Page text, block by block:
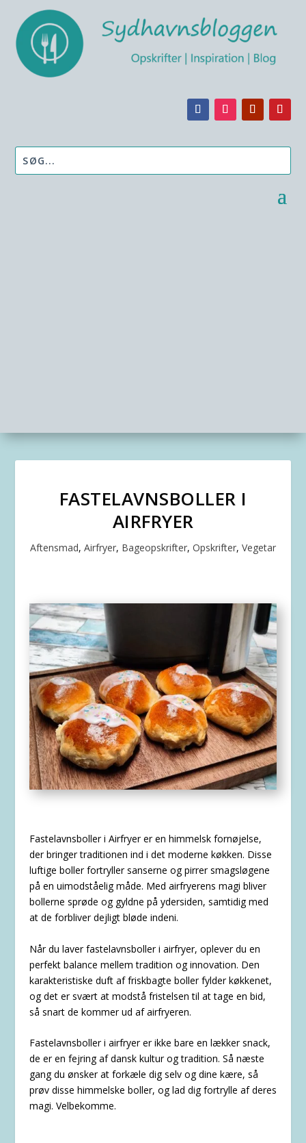
FASTELAVNSBOLLER I
AIRFRYER
Aftensmad, Airfryer, Bageopskrifter, Opskrifter, Vegetar
Fastelavnsboller i Airfryer er en himmelsk fornøjelse,
der bringer traditionen ind i det moderne køkken. Disse
luftige boller fortryller sanserne og pirrer smagsløgene
på en uimodståelig måde. Med airfryerens magi bliver
bollerne sprøde og gyldne på ydersiden, samtidig med
at de forbliver dejligt bløde indeni.
Når du laver fastelavnsboller i airfryer, oplever du en
perfekt balance mellem tradition og innovation. Den
karakteristiske duft af friskbagte boller fylder køkkenet,
og det er svært at modstå fristelsen til at tage en bid,
så snart de kommer ud af airfryeren.
Fastelavnsboller i airfryer er ikke bare en lækker snack,
de er en fejring af dansk kultur og tradition. Så næste
gang du ønsker at forkæle dig selv og dine kære, så
prøv disse himmelske boller, og lad dig fortrylle af deres
magi. Velbekomme.